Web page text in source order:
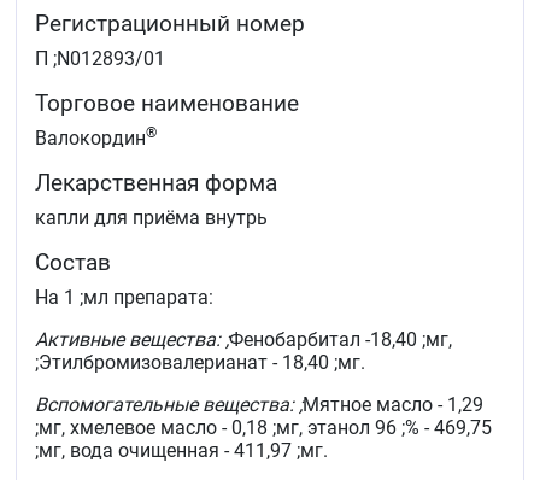
Регистрационный номер
П ;N012893/01
Торговое наименование
Валокордин®
Лекарственная форма
капли для приёма внутрь
Состав
На 1 ;мл препарата:
Активные вещества: ;Фенобарбитал -18,40 ;мг,
;Этилбромизовалерианат - 18,40 ;мг.
Вспомогательные вещества: ;Мятное масло - 1,29
;мг, хмелевое масло - 0,18 ;мг, этанол 96 ;% - 469,75
;мг, вода очищенная - 411,97 ;мг.